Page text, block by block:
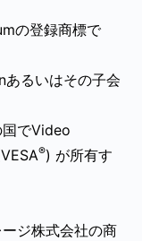
の登録商標で
るいはその子会
でVideo
®) が所有す
ジ株式会社の商